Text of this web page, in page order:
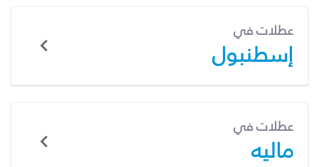
عطلات في
إسطنبول
عطلات في
ماليه